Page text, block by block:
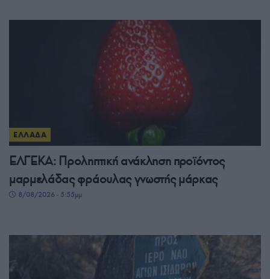
ΕΛΛΑΔΑ
ΕΛΓΕΚΑ: Προληπτική ανάκληση προϊόντος
μαρμελάδας φράουλας γνωστής μάρκας
8/08/2026 - 5:55μμ